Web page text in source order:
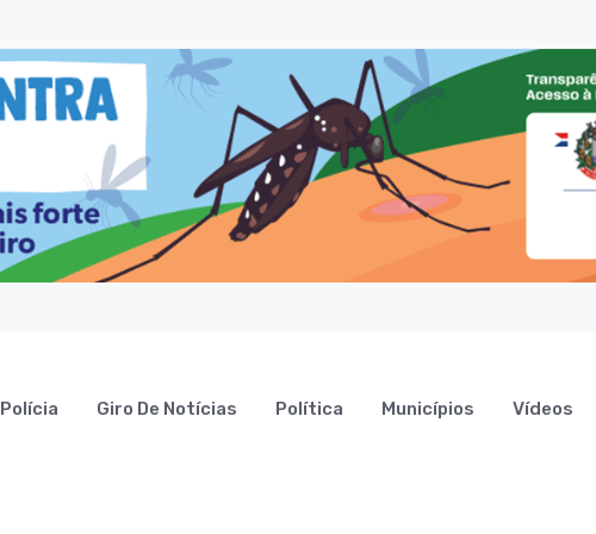
Polícia Giro De Notícias Política Municípios Vídeos